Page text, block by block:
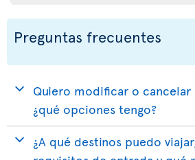
Preguntas frecuentes
Quiero modificar o cancelar
¿qué opciones tengo?
¿A qué destinos puedo